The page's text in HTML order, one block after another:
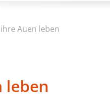
Auen leben
leben